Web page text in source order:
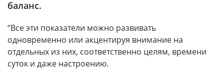
баланс.
“Все эти показатели можно развивать
одновременно или акцентируя внимание на
отдельных из них, соответственно целям, времени
суток и даже настроению.